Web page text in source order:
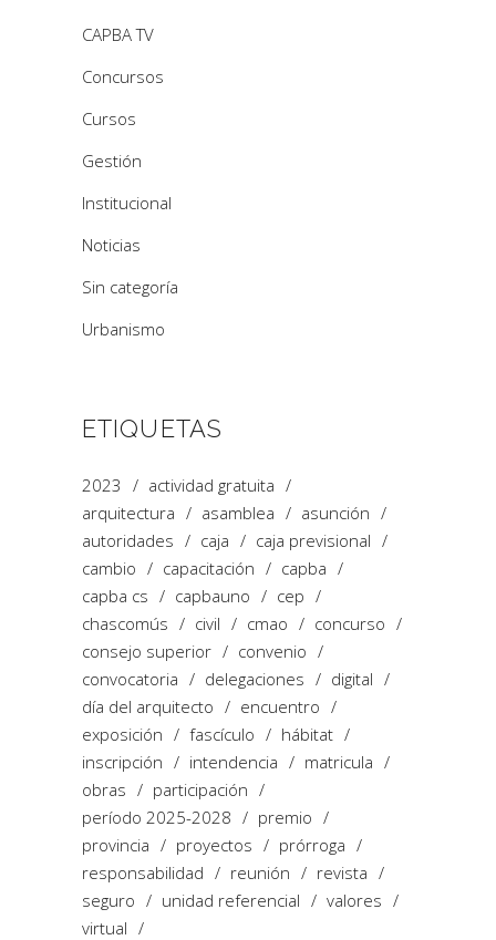
CAPBA TV
Concursos
Cursos
Gestión
Institucional
Noticias
Sin categoría
Urbanismo
ETIQUETAS
2023
actividad gratuita
arquitectura
asamblea
asunción
autoridades
caja
caja previsional
cambio
capacitación
capba
capba cs
capbauno
cep
chascomús
civil cmao
concurso
consejo superior
convenio
convocatoria
delegaciones
digital
día del arquitecto
encuentro
exposición
fascículo
hábitat
inscripción
intendencia
matricula
obras
participación
período 2025-2028
premio
provincia
proyectos
prórroga
responsabilidad
reunión
revista
seguro
unidad referencial
valores
virtual